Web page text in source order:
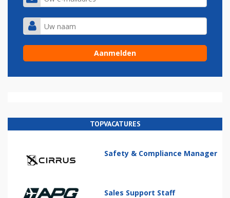
TOPVACATURES
Safety & Compliance Manager
Sales Support Staff